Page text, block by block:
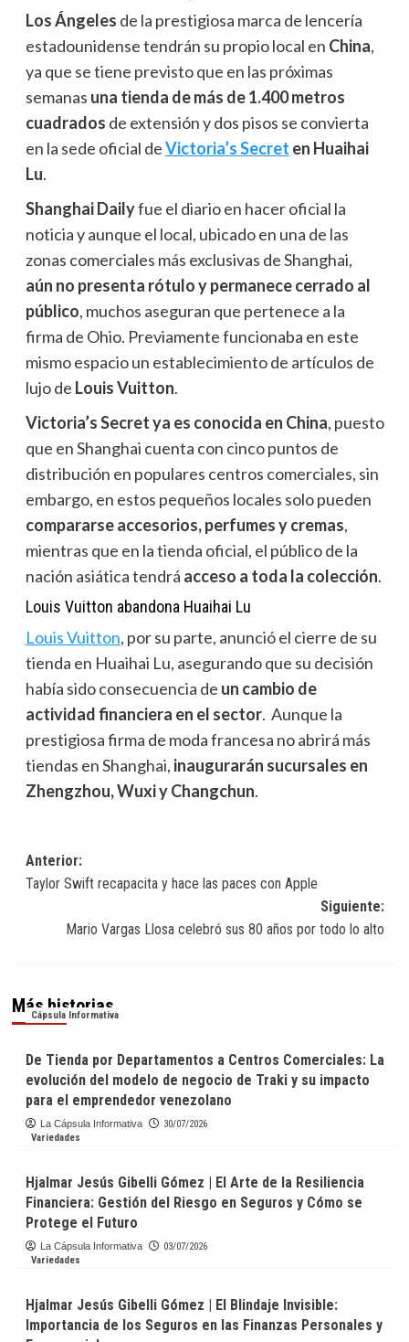
Los Ángeles de la prestigiosa marca de lencería
estadounidense tendrán su propio local en China,
ya que se tiene previsto que en las próximas
semanas una tienda de más de 1.400 metros
cuadrados de extensión y dos pisos se convierta
en la sede oficial deVictoria’s Secret en Huaihai
Lu.
Shanghai Dailyfue el diario en hacer oficial la
noticia y aunque el local, ubicado en una de las
zonas comerciales más exclusivas de Shanghai,
aún no presenta rótulo y permanece cerrado al
público, muchos aseguran que pertenece a la
firma de Ohio. Previamente funcionaba en este
mismo espacio un establecimiento de artículos de
lujo de Louis Vuitton.
Victoria’s Secret ya es conocida en China, puesto
que en Shanghai cuenta con cinco puntos de
distribución en populares centros comerciales, sin
embargo, en estos pequeños locales solo pueden
compararse accesorios, perfumes y cremas,
mientras que en la tienda oficial, el público de la
nación asiática tendrá acceso a toda la colección.
Louis Vuitton abandona Huaihai Lu
Louis Vuitton, por su parte, anunció el cierre de su
tienda en Huaihai Lu, asegurando que su decisión
había sido consecuencia de un cambio de
actividad financiera en el sector. Aunque la
prestigiosa firma de moda francesa no abrirá más
tiendas en Shanghai, inaugurarán sucursales en
Zhengzhou, Wuxi y Changchun.
Navegación
de
entradas
Anterior:
Taylor Swift recapacita y hace las paces con Apple
Siguiente:
Mario Vargas Llosa celebró sus 80 años por todo lo alto
Más historias
Cápsula Informativa
De Tienda por Departamentos a Centros Comerciales: La
evolución del modelo de negocio de Traki y su impacto
para el emprendedor venezolano
La Cápsula Informativa
30/07/2026
Variedades
Hjalmar Jesús Gibelli Gómez | El Arte de la Resiliencia
Financiera: Gestión del Riesgo en Seguros y Cómo se
Protege el Futuro
La Cápsula Informativa
03/07/2026
Variedades
Hjalmar Jesús Gibelli Gómez | El Blindaje Invisible:
Importancia de los Seguros en las Finanzas Personales y